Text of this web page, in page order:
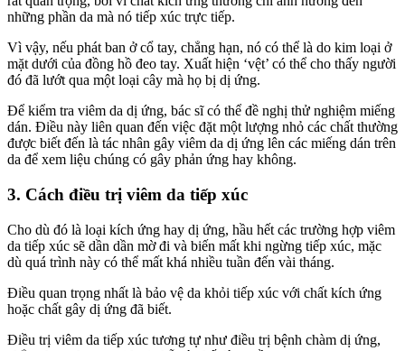
những phần da mà nó tiếp xúc trực tiếp.
Vì vậy, nếu phát ban ở cổ tay, chẳng hạn, nó có thể là do kim loại ở
mặt dưới của đồng hồ đeo tay. Xuất hiện ‘vệt’ có thể cho thấy người
đó đã lướt qua một loại cây mà họ bị dị ứng.
Để kiểm tra viêm da dị ứng, bác sĩ có thể đề nghị thử nghiệm miếng
dán. Điều này liên quan đến việc đặt một lượng nhỏ các chất thường
được biết đến là tác nhân gây viêm da dị ứng lên các miếng dán trên
da để xem liệu chúng có gây phản ứng hay không.
3. Cách điều trị viêm da tiếp xúc
Cho dù đó là loại kích ứng hay dị ứng, hầu hết các trường hợp viêm
da tiếp xúc sẽ dần dần mờ đi và biến mất khi ngừng tiếp xúc, mặc
dù quá trình này có thể mất khá nhiều tuần đến vài tháng.
Điều quan trọng nhất là bảo vệ da khỏi tiếp xúc với chất kích ứng
hoặc chất gây dị ứng đã biết.
Điều trị viêm da tiếp xúc tương tự như điều trị bệnh chàm dị ứng,